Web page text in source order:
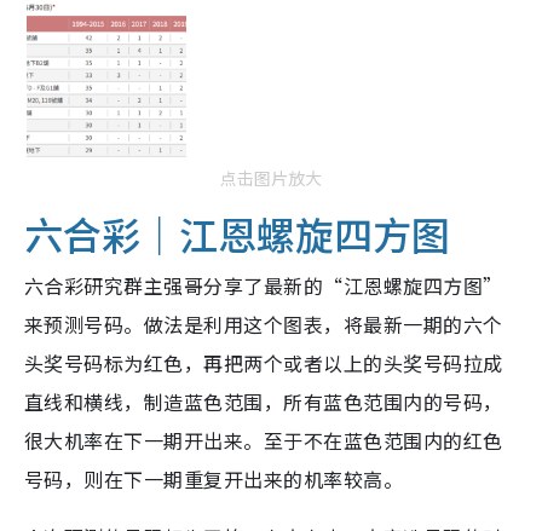
点击图片放大
六合彩｜江恩螺旋四方图
六合彩研究群主强哥分享了最新的“江恩螺旋四方图”
来预测号码。做法是利用这个图表，将最新一期的六个
头奖号码标为红色，再把两个或者以上的头奖号码拉成
直线和横线，制造蓝色范围，所有蓝色范围内的号码，
很大机率在下一期开出来。至于不在蓝色范围内的红色
号码，则在下一期重复开出来的机率较高。